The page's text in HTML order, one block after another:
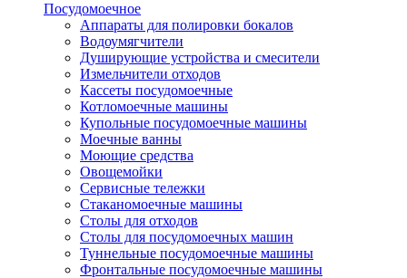
Посудомоечное
Аппараты для полировки бокалов
Водоумягчители
Душирующие устройства и смесители
Измельчители отходов
Кассеты посудомоечные
Котломоечные машины
Купольные посудомоечные машины
Моечные ванны
Моющие средства
Овощемойки
Сервисные тележки
Стаканомоечные машины
Столы для отходов
Столы для посудомоечных машин
Туннельные посудомоечные машины
Фронтальные посудомоечные машины